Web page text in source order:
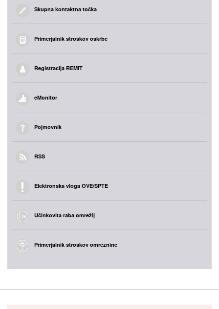
Skupna kontaktna točka
Primerjalnik stroškov oskrbe
Registracija REMIT
eMonitor
Pojmovnik
RSS
Elektronska vloga OVE/SPTE
Učinkovita raba omrežij
Primerjalnik stroškov omrežnine